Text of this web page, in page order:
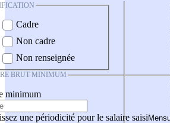
Cadre
Non cadre
Non renseignée
BRUT MINIMUM
minimum
une périodicité pour le salaire saisi